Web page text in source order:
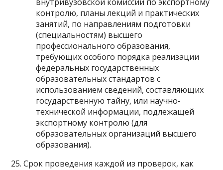
контролю, планы лекций и практических
занятий, по направлениям подготовки
(специальностям) высшего
профессионального образования,
требующих особого порядка реализации
федеральных государственных
образовательных стандартов с
использованием сведений, составляющих
государственную тайну, или научно-
технической информации, подлежащей
экспортному контролю (для
образовательных организаций высшего
образования).
25. Срок проведения каждой из проверок, как